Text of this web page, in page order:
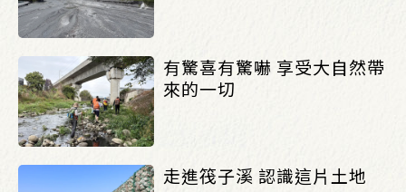
有驚喜有驚嚇 享受大自然帶
來的一切
走進筏子溪 認識這片土地